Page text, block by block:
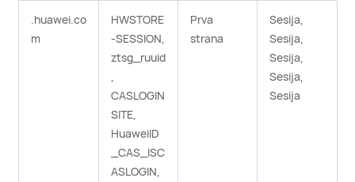
.huawei.co
m
HWSTORE
-SESSION,
ztsg_ruuid
,
CASLOGIN
SITE,
HuaweiID
_CAS_ISC
ASLOGIN,
Prva
strana
Sesija,
Sesija,
Sesija,
Sesija,
Sesija